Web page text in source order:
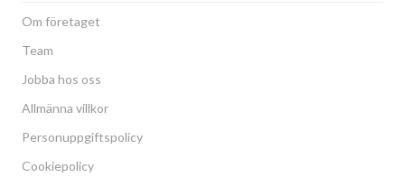
Om företaget
Team
Jobba hos oss
Allmänna villkor
Personuppgiftspolicy
Cookiepolicy